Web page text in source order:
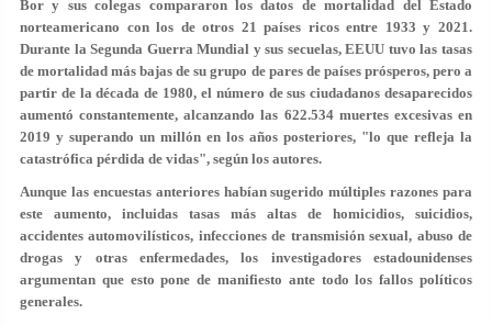
Bor y sus colegas compararon los datos de mortalidad del Estado
norteamericano con los de otros 21 países ricos entre 1933 y 2021.
Durante la Segunda Guerra Mundial y sus secuelas, EEUU tuvo las tasas
de mortalidad más bajas de su grupo de pares de países prósperos, pero a
partir de la década de 1980, el número de sus ciudadanos desaparecidos
aumentó constantemente, alcanzando las 622.534 muertes excesivas en
2019 y superando un millón en los años posteriores, "lo que refleja la
catastrófica pérdida de vidas", según los autores.
Aunque las encuestas anteriores habían sugerido múltiples razones para
este aumento, incluidas tasas más altas de homicidios, suicidios,
accidentes automovilísticos, infecciones de transmisión sexual, abuso de
drogas y otras enfermedades, los investigadores estadounidenses
argumentan que esto pone de manifiesto ante todo los fallos políticos
generales.